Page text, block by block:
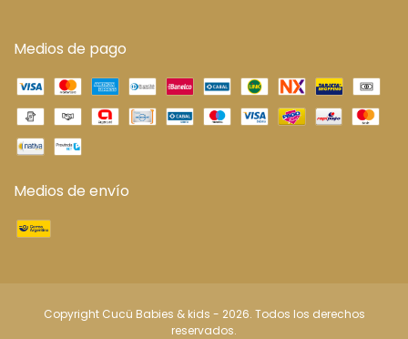
Medios de pago
Medios de envío
Copyright Cucü Babies & kids - 2026. Todos los derechos
reservados.